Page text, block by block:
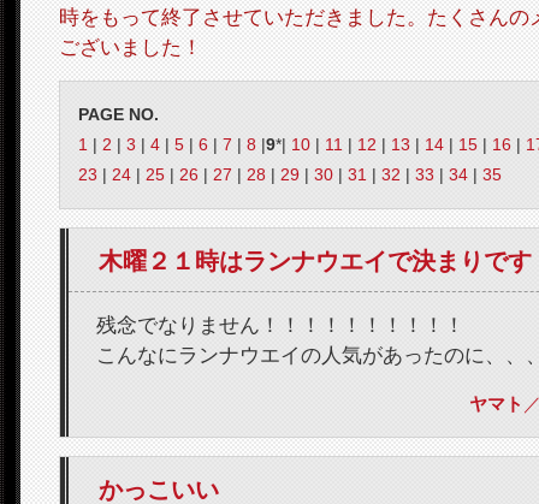
時をもって終了させていただきました。たくさんの
ございました！
PAGE NO.
1
2 3 4 5 6 7 8 9*| 10 11 12 13 14 15 16
23
24 25 26 27 28 29 30 31 32 33 34 35
木曜２１時はランナウエイで決まりです
残念でなりません！！！！！！！！！！
こんなにランナウエイの人気があったのに、、
ヤマト
かっこいい